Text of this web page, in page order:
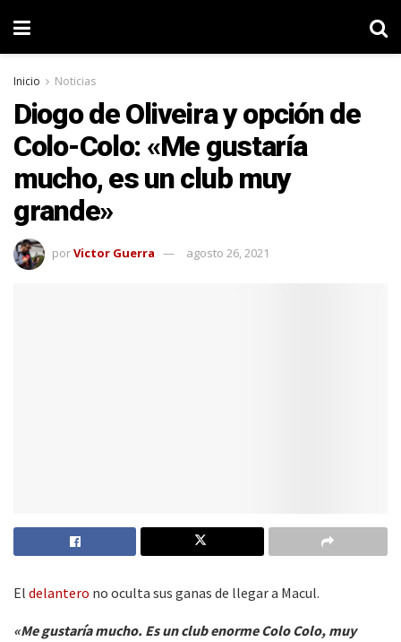
Inicio Noticias
Diogo de Oliveira y opción de
Colo-Colo: «Me gustaría
mucho, es un club muy
grande»
porVictor Guerra agosto 26, 2021
El delantero no oculta sus ganas de llegar a Macul.
«Me gustaría mucho. Es un club enorme Colo Colo, muy